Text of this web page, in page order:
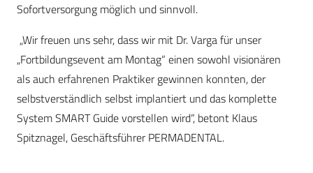
Sofortversorgung möglich und sinnvoll.
„Wir freuen uns sehr, dass wir mit Dr. Varga für unser
„Fortbildungsevent am Montag“ einen sowohl visionären
als auch erfahrenen Praktiker gewinnen konnten, der
selbstverständlich selbst implantiert und das komplette
System SMART Guide vorstellen wird“, betont Klaus
Spitznagel, Geschäftsführer PERMADENTAL.